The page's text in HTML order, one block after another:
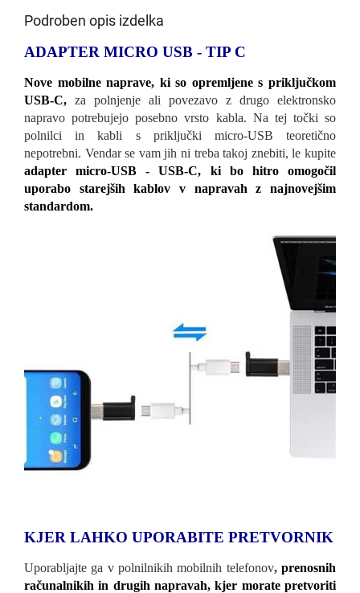
Podroben opis izdelka
ADAPTER MICRO USB - TIP C
Nove mobilne naprave, ki so opremljene s priključkom
USB-C, za polnjenje ali povezavo z drugo elektronsko
napravo potrebujejo posebno vrsto kabla. Na tej točki so
polnilci in kabli s priključki micro-USB teoretično
nepotrebni. Vendar se vam jih ni treba takoj znebiti, le kupite
adapter micro-USB - USB-C, ki bo hitro omogočil
uporabo starejših kablov v napravah z najnovejšim
standardom.
KJER LAHKO UPORABITE PRETVORNIK
Uporabljajte ga v polnilnikih mobilnih telefonov,prenosnih
računalnikih in drugih napravah, kjer morate pretvoriti